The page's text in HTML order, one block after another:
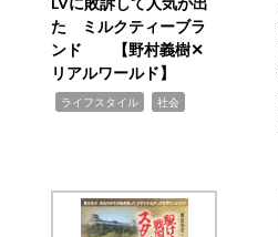
た ミルクティーブラ
ンド 【野村義樹✕
リアルワールド】
ライフスタイル 社会